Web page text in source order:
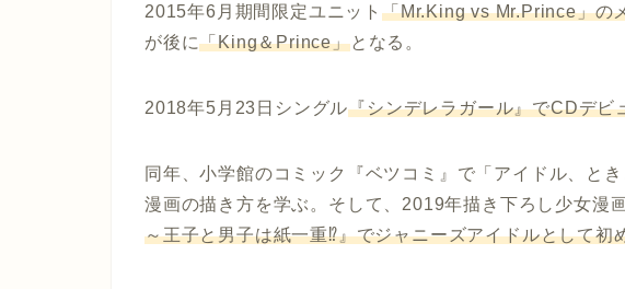
2015年6月期間限定ユニット 「Mr.King vs Mr.Prince」の
が後に「King＆Prince」となる。
2018年5月23日シングル『シンデレラガール』でCDデビ
同年、小学館のコミック『ベツコミ』で「アイドル、と
漫画の描き方を学ぶ。そして、2019年描き下ろし少女漫
～王子と男子は紙一重⁉』でジャニーズアイドルとして初